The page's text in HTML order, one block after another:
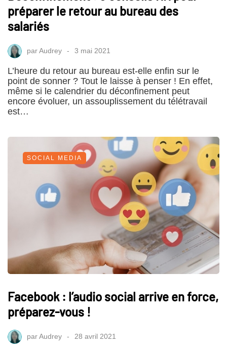
préparer le retour au bureau des
salariés
parAudrey 3 mai 2021
L’heure du retour au bureau est-elle enfin sur le
point de sonner ? Tout le laisse à penser ! En effet,
même si le calendrier du déconfinement peut
encore évoluer, un assouplissement du télétravail
est…
SOCIAL MEDIA
Facebook : l’audio social arrive en force,
préparez-vous !
parAudrey 28 avril 2021